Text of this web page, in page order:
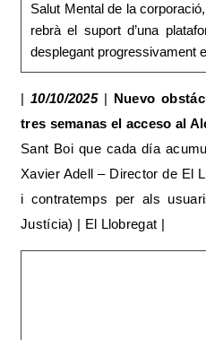
Salut Mental de la
rebrà el suport d’una
desplegant progressivament
|10/10/2025| Nuevo
tres semanas el acceso al
Sant Boi que cada día
Xavier Adell – Director de El
i contratemps per als
Justícia) | El Llobregat |